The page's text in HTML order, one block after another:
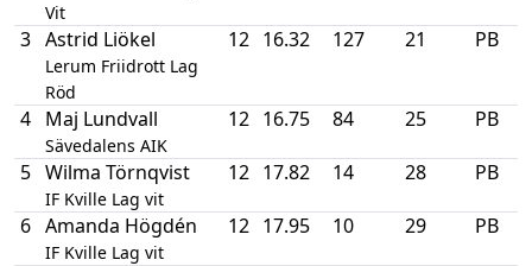
Vit
3 Astrid Liökel
Lerum Friidrott Lag
Röd
12 16.32 127 21 PB
4 Maj Lundvall
Sävedalens AIK
12 16.75 84 25 PB
5 Wilma Törnqvist
IF Kville Lag vit
12 17.82 14 28 PB
6 Amanda Högdén
IF Kville Lag vit
12 17.95 10 29 PB